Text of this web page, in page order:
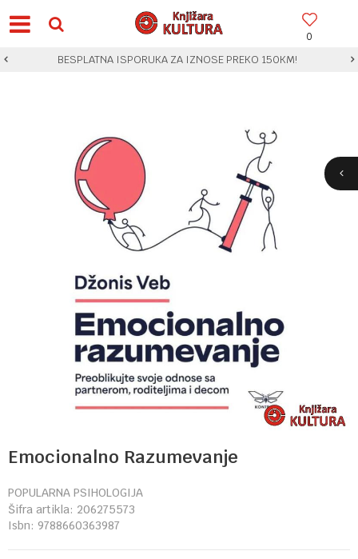
0
BESPLATNA ISPORUKA ZA IZNOSE PREKO 150KM!
Emocionalno Razumevanje
POPULARNA PSIHOLOGIJA
Šifra artikla: 206275573
Isbn: 9788660363987